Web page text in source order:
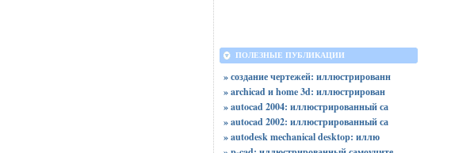
ПОЛЕЗНЫЕ ПУБЛИКАЦИИ
» создание чертежей: иллюстрированн
» archicad и home 3d: иллюстрирован
» autocad 2004: иллюстрированный са
» autocad 2002: иллюстрированный са
» autodesk mechanical desktop: иллю